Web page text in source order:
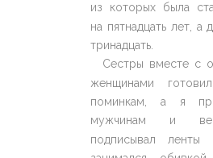
из которых была
на пятнадцать лет, а
тринадцать.
Сестры вместе с
женщинами
поминкам, а я
мужчинам и
подписывал ленты